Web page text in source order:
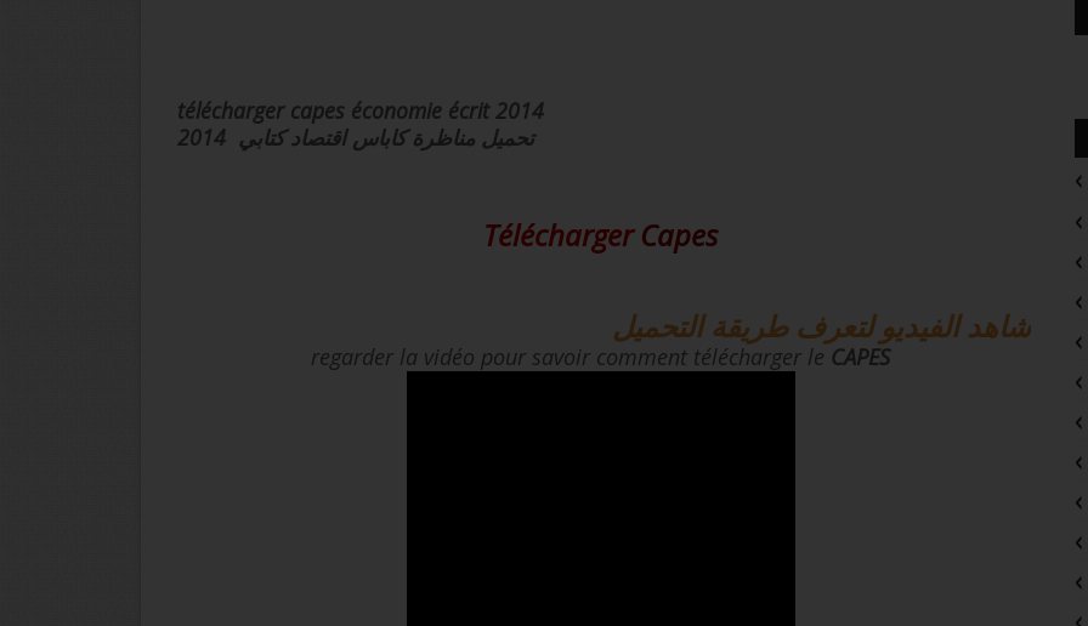
télécharger capes économie écrit 2014
تحميل مناظرة كاباس اقتصاد كتابي 2014
TéléchargerCapes
شاهد الفيديو لتعرف طريقة التحميل
regarder la vidéo pour savoir comment télécharger le CAPES